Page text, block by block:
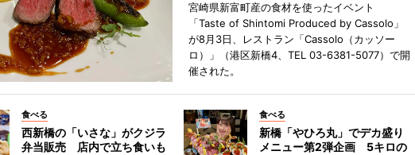
宮崎県新富町産の食材を使ったイベント
「Taste of Shintomi Produced by Cassolo」
が8月3日、レストラン「Cassolo（カッソー
ロ）」（港区新橋4、TEL 03-6381-5077）で開
催された。
食べる
西新橋の「いさな」がクジラ
弁当販売 店内で立ち食いも
食べる
新橋「やひろ丸」でデカ盛り
メニュー第2弾企画 5キロの